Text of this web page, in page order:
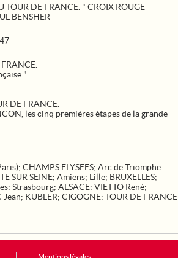
TOUR DE FRANCE. " CROIX ROUGE
BENSHER
" .
DE FRANCE.
les cinq premières étapes de la grande
; CHAMPS ELYSEES; Arc de Triomphe
SUR SEINE; Amiens; Lille; BRUXELLES;
; Strasbourg; ALSACE; VIETTO René;
Jean; KUBLER; CIGOGNE; TOUR DE FRANCE